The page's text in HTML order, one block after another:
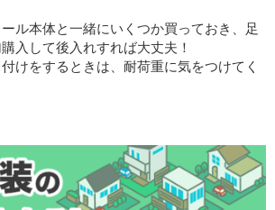
ル本体と一緒にいくつか買っておき、足
入して後入れすれば大丈夫！
けをするときは、耐荷重に気をつけてく